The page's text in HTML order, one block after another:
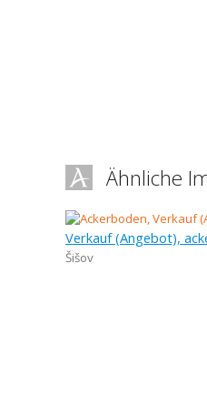
Ähnliche
Šišov